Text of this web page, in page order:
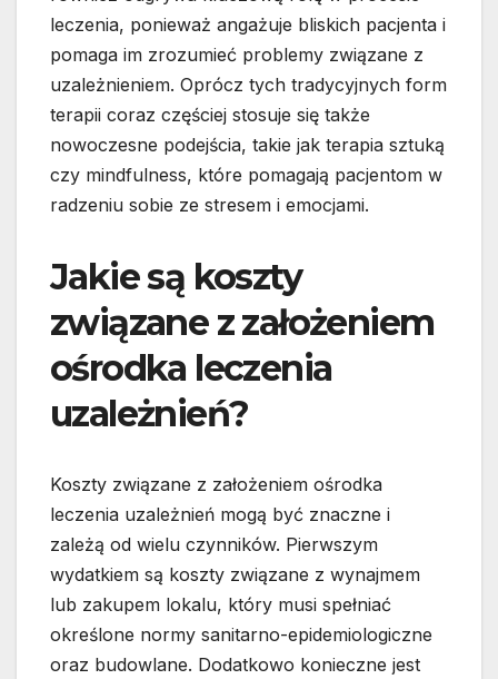
leczenia, ponieważ angażuje bliskich pacjenta i
pomaga im zrozumieć problemy związane z
uzależnieniem. Oprócz tych tradycyjnych form
terapii coraz częściej stosuje się także
nowoczesne podejścia, takie jak terapia sztuką
czy mindfulness, które pomagają pacjentom w
radzeniu sobie ze stresem i emocjami.
Jakie są koszty
związane z założeniem
ośrodka leczenia
uzależnień?
Koszty związane z założeniem ośrodka
leczenia uzależnień mogą być znaczne i
zależą od wielu czynników. Pierwszym
wydatkiem są koszty związane z wynajmem
lub zakupem lokalu, który musi spełniać
określone normy sanitarno-epidemiologiczne
oraz budowlane. Dodatkowo konieczne jest